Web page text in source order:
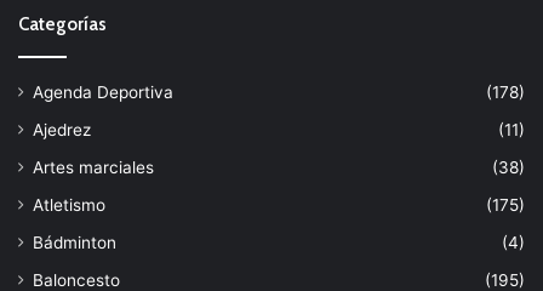
Categorías
Agenda Deportiva
(178)
Ajedrez
(11)
Artes marciales
(38)
Atletismo
(175)
Bádminton
(4)
Baloncesto
(195)